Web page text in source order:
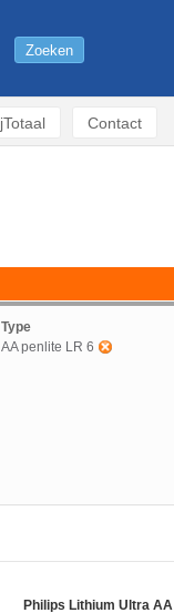
Contact
Type
AA penlite LR 6
Philips Lithium Ultra AA